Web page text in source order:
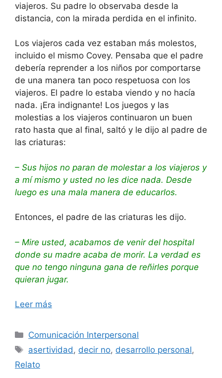
viajeros. Su padre lo observaba desde la
distancia, con la mirada perdida en el infinito.
Los viajeros cada vez estaban más molestos,
incluido el mismo Covey. Pensaba que el padre
debería reprender a los niños por comportarse
de una manera tan poco respetuosa con los
viajeros. El padre lo estaba viendo y no hacía
nada. ¡Era indignante! Los juegos y las
molestias a los viajeros continuaron un buen
rato hasta que al final, saltó y le dijo al padre de
las criaturas:
– Sus hijos no paran de molestar a los viajeros y
a mí mismo y usted no les dice nada. Desde
luego es una mala manera de educarlos.
Entonces, el padre de las criaturas les dijo.
– Mire usted, acabamos de venir del hospital
donde su madre acaba de morir. La verdad es
que no tengo ninguna gana de reñirles porque
quieran jugar.
Leer más
Categorías
Comunicación Interpersonal
Etiquetas
asertividad, decir no, desarrollo personal,
Relato